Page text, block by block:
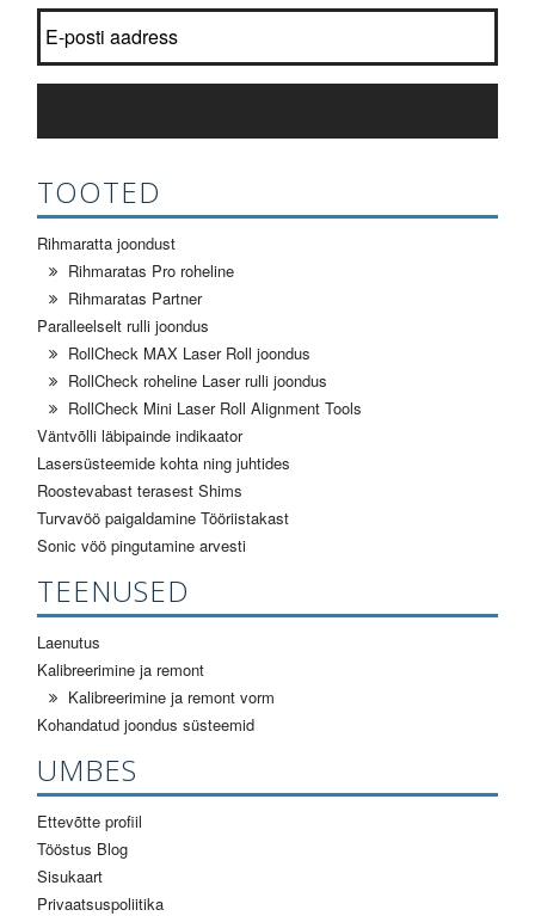
Liitu uudiskirjaga nimekirja? *
TOOTED
Rihmaratta joondust
Rihmaratas Pro roheline
Rihmaratas Partner
Paralleelselt rulli joondus
RollCheck MAX Laser Roll joondus
RollCheck roheline Laser rulli joondus
RollCheck Mini Laser Roll Alignment Tools
Väntvõlli läbipainde indikaator
Lasersüsteemide kohta ning juhtides
Roostevabast terasest Shims
Turvavöö paigaldamine Tööriistakast
Sonic vöö pingutamine arvesti
TEENUSED
Laenutus
Kalibreerimine ja remont
Kalibreerimine ja remont vorm
Kohandatud joondus süsteemid
UMBES
Ettevõtte profiil
Tööstus Blog
Sisukaart
Privaatsuspoliitika